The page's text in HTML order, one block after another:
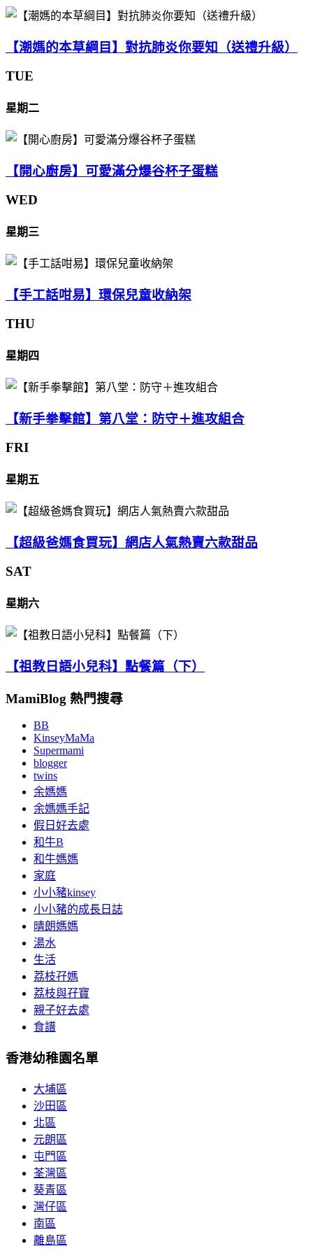
【潮媽的本草綱目】對抗肺炎你要知（送禮升級）
TUE
星期二
【開心廚房】可愛滿分爆谷杯子蛋糕
WED
星期三
【手工話咁易】環保兒童收納架
THU
星期四
【新手拳擊館】第八堂：防守＋進攻組合
FRI
星期五
【超級爸媽食買玩】網店人氣熱賣六款甜品
SAT
星期六
【祖教日語小兒科】點餐篇（下）
MamiBlog 熱門搜尋
BB
KinseyMaMa
Supermami
blogger
twins
余媽媽
余媽媽手記
假日好去處
和牛B
和牛媽媽
家庭
小小豬kinsey
小小豬的成長日誌
晴朗媽媽
湯水
生活
荔枝孖媽
荔枝與孖寶
親子好去處
食譜
香港幼稚園名單
大埔區
沙田區
北區
元朗區
屯門區
荃灣區
葵青區
灣仔區
南區
離島區